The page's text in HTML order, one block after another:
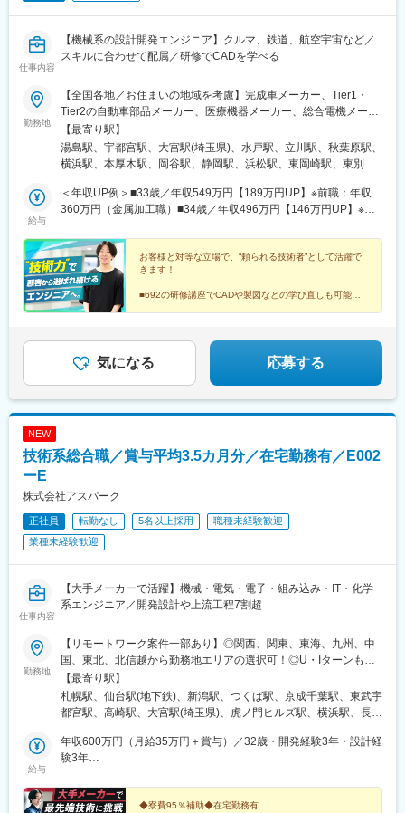
仕事内容
【機械系の設計開発エンジニア】クルマ、鉄道、航空宇宙など／
スキルに合わせて配属／研修でCADを学べる
勤務地
【全国各地／お住まいの地域を考慮】完成車メーカー、Tier1・
Tier2の自動車部品メーカー、医療機器メーカー、総合電機メーカ
ー、半導体製造装置メーカーなど当社取引先の拠点（東北・関
東・中部・東海・関西・九州を中心に全国各地）※派遣先企業にて
就業（事業所・拠点については下記「勤務地一覧」を参照くださ
署及び各拠点等、当社の定める場所。詳細は就業条件明示書に記
載。■経験者採用のうち希望勤務地エリアの営業所に配属された割
場合は会社にて寮・社宅を用意いたします【受動喫煙対策】当社
拠点：各事業所で対策あり派遣先 ：各社規定に則る
【最寄り駅】
湯島駅、宇都宮駅、大宮駅(埼玉県)、水戸駅、立川駅、秋葉原駅、
横浜駅、本厚木駅、岡谷駅、静岡駅、浜松駅、東岡崎駅、東別院
駅(阪神)、広島駅、祇園駅(福岡県)、花畑町駅、上野広小路駅、岩
本町駅、神奈川駅、近鉄四日市駅、京都駅、末広町駅(東京都)、反
給与
＜年収UP例＞■33歳／年収549万円【189万円UP】※前職：年収
360万円（金属加工職）■34歳／年収496万円【146万円UP】※前
6,300円～49万4,400円（一律支給のPC手当1,500円含む）※上記
の下限給与額は、理論上の最下限給与額です。能力・経験・年齢
を考慮のうえ当社規定により優遇します。※その他諸手当は別途支
給します。※技術の向上・仕事に取り組む姿勢・クライアント評価
などを反映した明確な人事評価システムを採用しています。※待機
お客様と対等な立場で、“頼られる技術者”として活躍で
きます！
■692の研修講座でCADや製図などの学び直しも可能
気になる 応募する
NEW
技術系総合職／賞与平均3.5カ月分／在宅勤務有／E002
ーE
株式会社アスパーク
正社員 転勤なし 5名以上採用
職種未経験歓迎
業種未経験歓迎
仕事内容
【大手メーカーで活躍】機械・電気・電子・組み込み・IT・化学
系エンジニア／開発設計や上流工程7割超
勤務地
【リモートワーク案件一部あり】◎関西、関東、東海、九州、中
国、東北、北信越から勤務地エリアの選択可！◎U・Iターンも歓
迎！（引越し代全額負担・家賃95％補助など制度も完備！）■関
西エリア（大阪、京都、兵庫、奈良、和歌山、滋賀）■関東エリア
（東京、神奈川、千葉、埼玉、栃木、茨城、群馬など）■東海エリ
中国エリア（広島、岡山、愛媛など）■東北エリア（宮城、福島な
ど）■北信越エリア（石川、福井、富山、新潟、長野など）のプロ
勤は、基本的には本人が希望する場合以外ありません※受動喫煙防
止対策：オフィス内全面禁煙
【最寄り駅】
札幌駅、仙台駅(地下鉄)、新潟駅、つくば駅、京成千葉駅、東武宇
都宮駅、高崎駅、大宮駅(埼玉県)、虎ノ門ヒルズ駅、横浜駅、長野
線)、インテック本社前駅、烏丸駅、三宮駅(神戸新交通)、山陽姫
路駅、岡山駅、八丁堀駅(広島県)、高松駅(香川県)、天神駅、花畑
尾駅、水島駅、通津駅、福山駅、岩国駅、可部駅、横川駅(広島
給与
年収600万円（月給35万円＋賞与）／32歳・開発経験3年・設計経
験3年
発経験10年
◆寮費95％補助◆在宅勤務有